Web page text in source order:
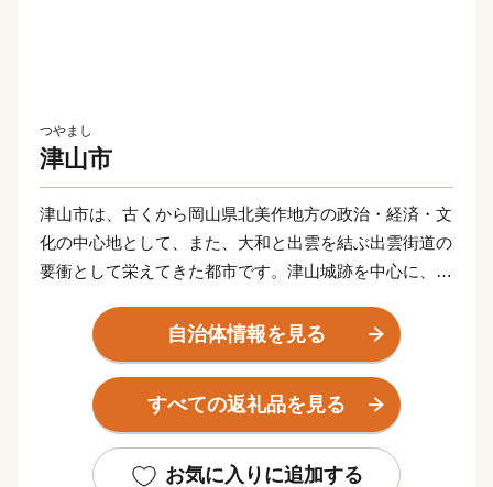
つやまし
津山市
津山市は、古くから岡山県北美作地方の政治・経済・文
化の中心地として、また、大和と出雲を結ぶ出雲街道の
要衝として栄えてきた都市です。津山城跡を中心に、白
な風景を醸し出しています。また、津山ホルモンうどん
など受け継がれてきた牛肉食文化やディーゼル全盛期の
鼓動を感じる鉄道遺産、勇壮な滝と清流に恵まれた大自
然など今注目を集めています。
自治体情報を見る
すべての返礼品を見る
お気に入りに追加する